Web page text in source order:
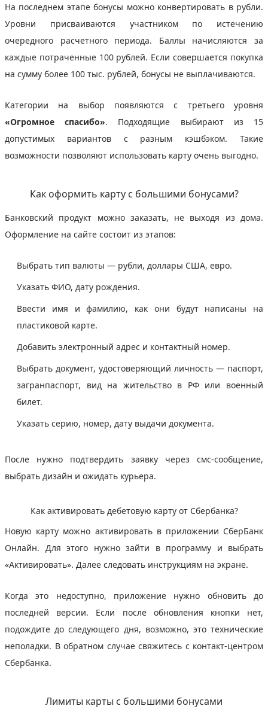
На последнем этапе бонусы можно конвертировать в рубли.
Уровни присваиваются участником по истечению
очередного расчетного периода. Баллы начисляются за
каждые потраченные 100 рублей. Если совершается покупка
на сумму более 100 тыс. рублей, бонусы не выплачиваются.
Категории на выбор появляются с третьего уровня
«Огромное спасибо». Подходящие выбирают из 15
допустимых вариантов с разным кэшбэком. Такие
возможности позволяют использовать карту очень выгодно.
Как оформить карту с большими бонусами?
Банковский продукт можно заказать, не выходя из дома.
Оформление на сайте состоит из этапов:
Выбрать тип валюты — рубли, доллары США, евро.
Указать ФИО, дату рождения.
Ввести имя и фамилию, как они будут написаны на
пластиковой карте.
Добавить электронный адрес и контактный номер.
Выбрать документ, удостоверяющий личность — паспорт,
загранпаспорт, вид на жительство в РФ или военный
билет.
Указать серию, номер, дату выдачи документа.
После нужно подтвердить заявку через смс-сообщение,
выбрать дизайн и ожидать курьера.
Как активировать дебетовую карту от Сбербанка?
Новую карту можно активировать в приложении СберБанк
Онлайн. Для этого нужно зайти в программу и выбрать
«Активировать». Далее следовать инструкциям на экране.
Когда это недоступно, приложение нужно обновить до
последней версии. Если после обновления кнопки нет,
подождите до следующего дня, возможно, это технические
неполадки. В обратном случае свяжитесь с контакт-центром
Сбербанка.
Лимиты карты с большими бонусами